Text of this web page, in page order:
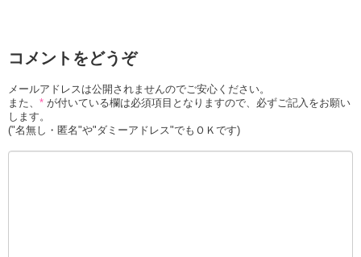
コメントをどうぞ
メールアドレスは公開されませんのでご安心ください。
また、 * が付いている欄は必須項目となりますので、必ずご記入をお願い
します。
("名無し・匿名"や"ダミーアドレス"でもＯＫです)